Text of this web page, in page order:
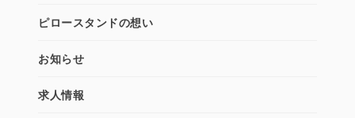
ピロースタンドの想い
お知らせ
求人情報